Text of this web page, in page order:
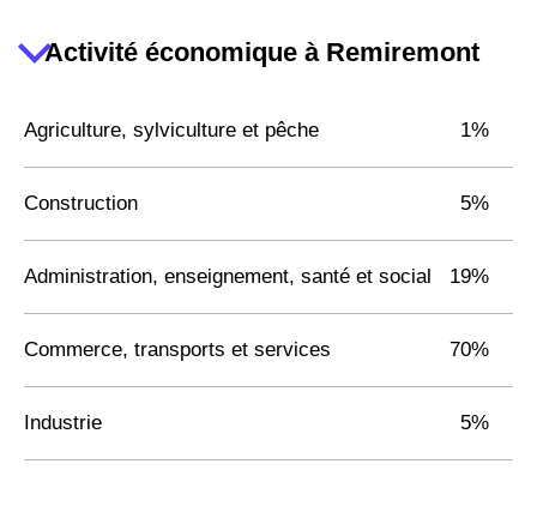
Activité économique à Remiremont
Agriculture, sylviculture et pêche 1%
Construction 5%
Administration, enseignement, santé et social 19%
Commerce, transports et services 70%
Industrie 5%